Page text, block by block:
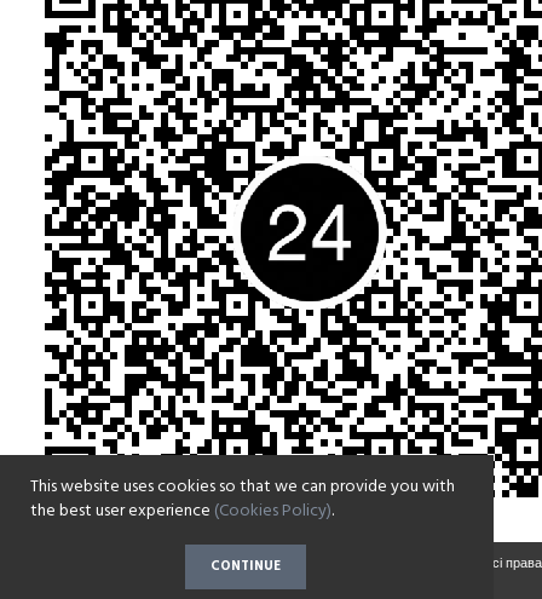
Copyright © 2017-2022 Парафія на честь Воскресіння Христового села Зазим'є. Всі права
This website uses cookies so that we can provide you with
the best user experience (Cookies Policy).
CONTINUE